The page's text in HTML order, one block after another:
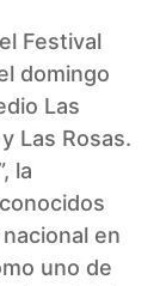
Festival
domingo
Las
Las Rosas.
la
en
uno de